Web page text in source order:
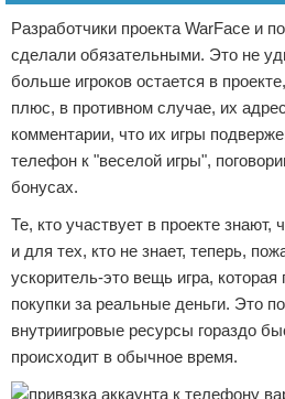
Разработчики проекта WarFace и
сделали обязательными. Это не
больше игроков остается в
плюс, в противном случае, их
комментарии, что их игры
телефон к "веселой игры",
бонусах.
Те, кто участвует в проекте знают,
и для тех, кто не знает, теперь,
ускоритель-это вещь игра,
покупки за реальные деньги. Это
внутриигровые ресурсы гораздо
происходит в обычное время.